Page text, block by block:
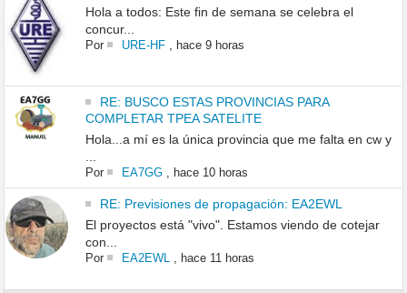
Hola a todos: Este fin de semana se celebra el
concur...
Por URE-HF, hace 9 horas
RE: BUSCO ESTAS PROVINCIAS PARA
COMPLETAR TPEA SATELITE
Hola...a mí es la única provincia que me falta en cw y
Por EA7GG, hace 10 horas
RE: Previsiones de propagación: EA2EWL
El proyectos está "vivo". Estamos viendo de cotejar
con...
Por EA2EWL hace 11 horas